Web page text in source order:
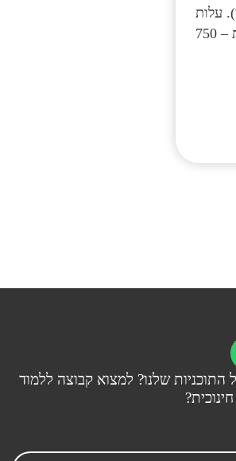
עלות
השתתפות עצמית – 750
התוכניות שלנו? למצוא קבוצה ללמוד